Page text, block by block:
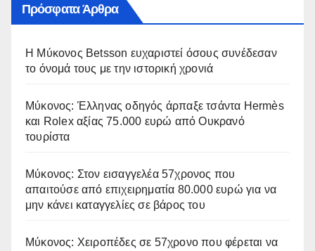
Πρόσφατα Άρθρα
Η Μύκονος Betsson ευχαριστεί όσους συνέδεσαν
το όνομά τους με την ιστορική χρονιά
Μύκονος: Έλληνας οδηγός άρπαξε τσάντα Hermès
και Rolex αξίας 75.000 ευρώ από Ουκρανό
τουρίστα
Μύκονος: Στον εισαγγελέα 57χρονος που
απαιτούσε από επιχειρηματία 80.000 ευρώ για να
μην κάνει καταγγελίες σε βάρος του
Μύκονος: Χειροπέδες σε 57χρονο που φέρεται να